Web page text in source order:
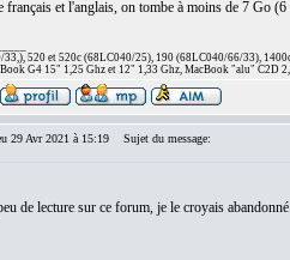
français et l'anglais, on tombe à moins de 7 Go
520 et 520c (68LC040/25), 190 (68LC040/66/33),
G4 15" 1,25 Ghz et 12" 1,33 Ghz, MacBook "alu" C2D
29 Avr 2021 à 15:19 Sujet du message:
de lecture sur ce forum, je le croyais abandonné.